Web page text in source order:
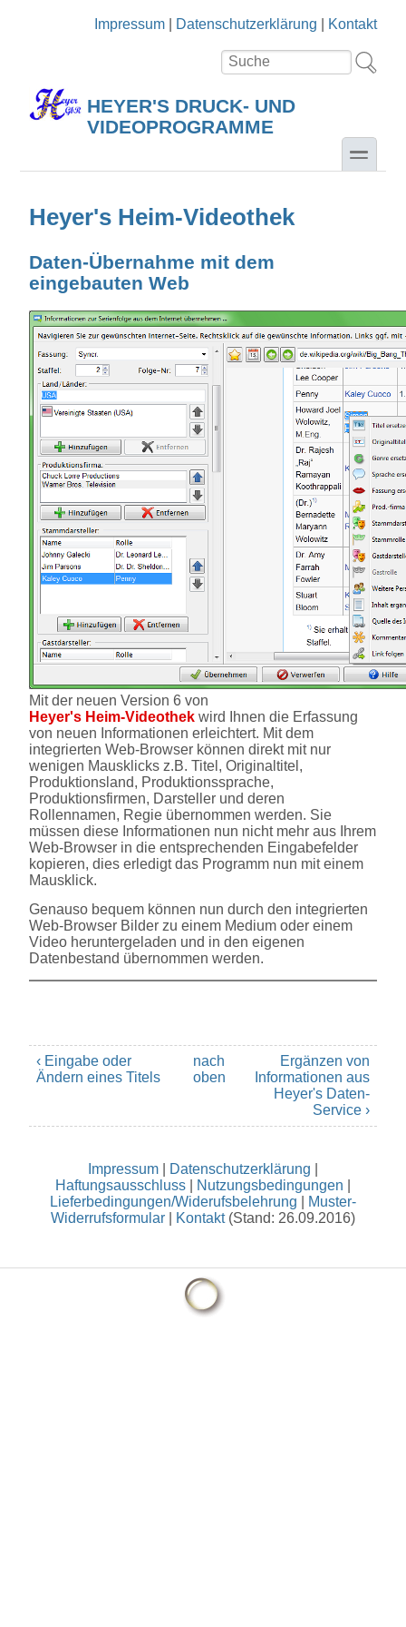
Impressum| Datenschutzerklärung Kontakt
HEYER'S DRUCK- UND
VIDEOPROGRAMME
toggle
Heyer's Heim-Videothek
Daten-Übernahme mit dem
eingebauten Web
Mit der neuen Version 6 von
Heyer's Heim-Videothek wird Ihnen die Erfassung
von neuen Informationen erleichtert. Mit dem
integrierten Web-Browser können direkt mit nur
wenigen Mausklicks z.B. Titel, Originaltitel,
Produktionsland, Produktionssprache,
Produktionsfirmen, Darsteller und deren
Rollennamen, Regie übernommen werden. Sie
müssen diese Informationen nun nicht mehr aus Ihrem
Web-Browser in die entsprechenden Eingabefelder
kopieren, dies erledigt das Programm nun mit einem
Mausklick.
Genauso bequem können nun durch den integrierten
Web-Browser Bilder zu einem Medium oder einem
Video heruntergeladen und in den eigenen
Datenbestand übernommen werden.
‹ Eingabe oder
Ändern eines Titels
nach
oben
Ergänzen von
Informationen aus
Heyer's Daten-
Service ›
Impressum Datenschutzerklärung
Haftungsausschluss
Nutzungsbedingungen
Lieferbedingungen/Widerufsbelehrung
Muster-
Widerrufsformular
Kontakt(Stand: 26.09.2016)